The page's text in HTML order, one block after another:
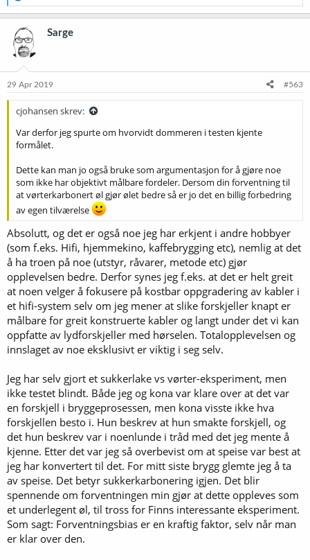
e
a
k
s
j
o
e
Sarge
29 Apr 2019 #563
cjohansen skrev:
Var derfor jeg spurte om hvorvidt dommeren i testen kjente
formålet.
Dette kan man jo også bruke som argumentasjon for å gjøre noe
som ikke har objektivt målbare fordeler. Dersom din forventning til
at vørterkarbonert øl gjør ølet bedre så er jo det en billig forbedring
av egen tilværelse
Absolutt, og det er også noe jeg har erkjent i andre hobbyer
(som f.eks. Hifi, hjemmekino, kaffebrygging etc), nemlig at det
å ha troen på noe (utstyr, råvarer, metode etc) gjør
opplevelsen bedre. Derfor synes jeg f.eks. at det er helt greit
at noen velger å fokusere på kostbar oppgradering av kabler i
et hifi-system selv om jeg mener at slike forskjeller knapt er
målbare for greit konstruerte kabler og langt under det vi kan
oppfatte av lydforskjeller med hørselen. Totalopplevelsen og
innslaget av noe eksklusivt er viktig i seg selv.
Jeg har selv gjort et sukkerlake vs vørter-eksperiment, men
ikke testet blindt. Både jeg og kona var klare over at det var
en forskjell i bryggeprosessen, men kona visste ikke hva
forskjellen besto i. Hun beskrev at hun smakte forskjell, og
det hun beskrev var i noenlunde i tråd med det jeg mente å
kjenne. Etter det var jeg så overbevist om at speise var best at
jeg har konvertert til det. For mitt siste brygg glemte jeg å ta
av speise. Det betyr sukkerkarbonering igjen. Det blir
spennende om forventningen min gjør at dette oppleves som
et underlegent øl, til tross for Finns interessante eksperiment.
Som sagt: Forventningsbias er en kraftig faktor, selv når man
er klar over den.